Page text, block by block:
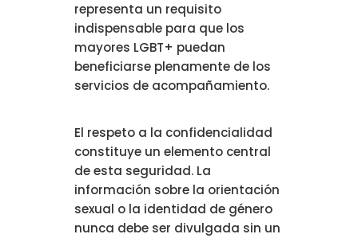
representa un requisito
indispensable para que los
mayores LGBT+ puedan
beneficiarse plenamente de los
servicios de acompañamiento.
El respeto a la confidencialidad
constituye un elemento central
de esta seguridad. La
información sobre la orientación
sexual o la identidad de género
nunca debe ser divulgada sin un